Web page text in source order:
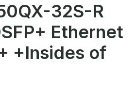
32S-R
Ethernet
+Insides of